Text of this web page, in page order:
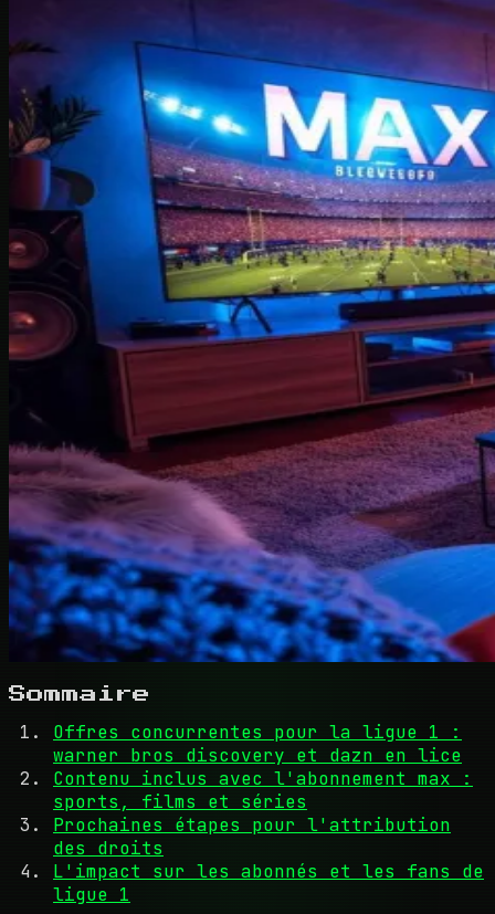
Sommaire
Offres concurrentes pour la ligue 1 :
warner bros discovery et dazn en lice
Contenu inclus avec l'abonnement max :
sports, films et séries
Prochaines étapes pour l'attribution
des droits
L'impact sur les abonnés et les fans de
ligue 1